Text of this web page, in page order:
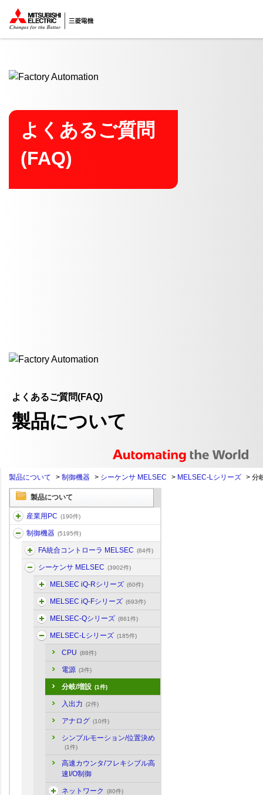
ここから本文
よくあるご質問
(FAQ)
よくあるご質問(FAQ)
製品について
製品について > 制御機器 > シーケンサ MELSEC > MELSEC-Lシリーズ > 分
製品について
産業用PC (190件)
制御機器 (5195件)
FA統合コントローラ MELSEC (84件)
シーケンサ MELSEC (3902件)
MELSEC iQ-Rシリーズ (60件)
MELSEC iQ-Fシリーズ (693件)
MELSEC-Qシリーズ (861件)
MELSEC-Lシリーズ (185件)
CPU (88件)
電源 (3件)
分岐/増設 (1件)
入出力 (2件)
アナログ (10件)
シンプルモーション/位置決め
(1件)
高速カウンタ/フレキシブル高
速I/O制御
ネットワーク (80件)